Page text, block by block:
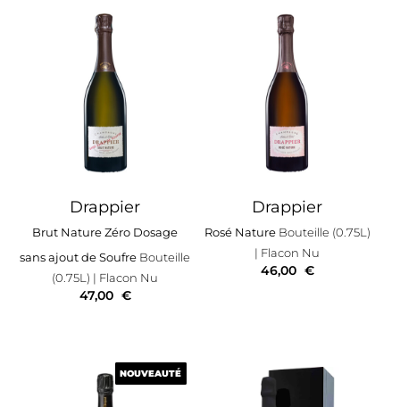
Drappier
Brut Nature Zéro Dosage
sans ajout de Soufre Bouteille
(0.75L) | Flacon Nu
47,00 €
Drappier
Rosé Nature Bouteille (0.75L)
| Flacon Nu
46,00 €
NOUVEAUTÉ
NOUVEAUTÉ